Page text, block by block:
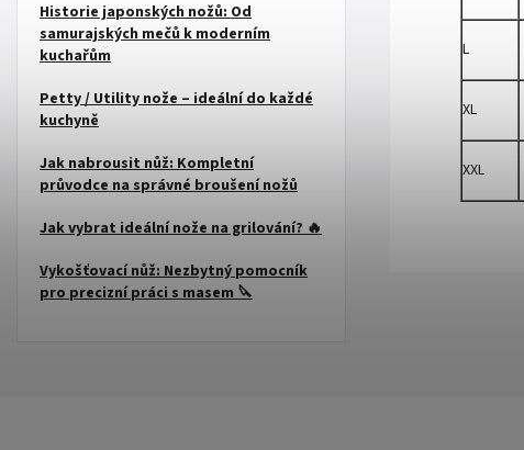
Historie japonských nožů: Od
samurajských mečů k moderním
kuchařům
Petty / Utility nože – ideální do každé
kuchyně
Jak nabrousit nůž: Kompletní
průvodce na správné broušení nožů
Jak vybrat ideální nože na grilování? 🔥
Vykošťovací nůž: Nezbytný pomocník
pro precizní práci s masem 🔪
L
XL
XXL